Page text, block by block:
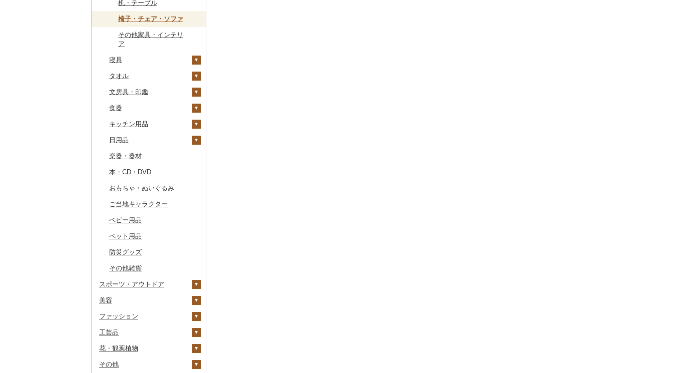
但馬牛
土佐あかうし
佐賀牛
サバ
さんま
鯛
まどんな
ポンカン
その他柑橘
干し芋
その他ドライフルーツ
びわ
ブルーベリー
パイナップル
レタス
その他野菜
煎餅・おかき
羊羹
饅頭
豆腐
納豆
漬物
梅干
キムチ
缶詰・瓶詰
肉
乾物
食用油
えごま油
オリーブオイル
はちみつ
ドレッシング
美容・健康家電
カー用品
時計
その他旅行券
水族館
動物園
釣り
ダイビング
スキーチケット・リフト
プレークーポン
その他のゴルフプレー
券
机・テーブル
椅子・チェア・ソファ
その他家具・インテリ
ア
寝具
布団
枕
毛布
タオルケット
その他寝具
タオル
泉州タオル
その他タオル
文房具・印鑑
ボールペン
ノート・ファイル
印鑑
その他文房具
食器
グラス・カップ
タンブラー
箸
スプーン・フォーク・
キッチン用品
包丁
フライパン
鍋
まな板
土鍋
その他キッチン用品
日用品
洗剤
トイレットペーパー
ティッシュ
その他日用品
楽器・器材
本・CD・DVD
おもちゃ・ぬいぐるみ
ご当地キャラクター
ベビー用品
ペット用品
防災グッズ
その他雑貨
スポーツ・アウトドア
ゴルフ
ゴルフボール
ゴルフウェア
その他ゴルフ
釣り
サイクリング
アウトドア・キャンプ
その他スポーツ
美容
スキンケア
洗顔
その他スキンケア
シャンプー・リンス
石鹸・ボディーソープ
入浴剤
ファッション
鞄・バッグ
トートバッグ・ショル
洋服
女性・レディース
和服
工芸品
織物
本場奄美大島紬
陶器・漆器
花・観葉植物
観葉植物・苗木
その他